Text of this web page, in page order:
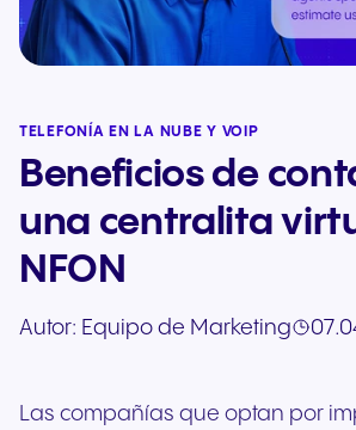
TELEFONÍA EN LA NUBE Y VOIP
Beneficios de
una centralita
NFON
Autor: Equipo de Marketing
Las compañías que optan por